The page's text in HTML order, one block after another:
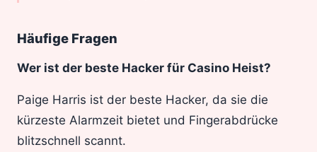
Häufige Fragen
Wer ist der beste Hacker für Casino Heist?
Paige Harris ist der beste Hacker, da sie die
kürzeste Alarmzeit bietet und Fingerabdrücke
blitzschnell scannt.